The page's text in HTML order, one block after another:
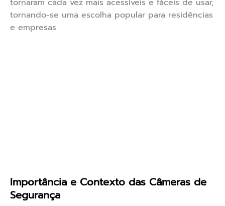
tornaram cada vez mais acessíveis e fáceis de usar,
tornando-se uma escolha popular para residências
e empresas.
Importância e Contexto das Câmeras de
Segurança